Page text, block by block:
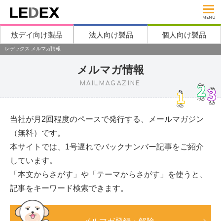
MENU
放デイ向け製品 法人向け製品 個人向け製品
レデックス メルマガ情報
メルマガ情報
MAILMAGAZINE
当社が月2回程度のペースで発行する、メールマガジン
（無料）です。
本サイトでは、1号遅れでバックナンバー記事をご紹介
しています。
「本文からさがす」や「テーマからさがす」を使うと、
記事をキーワード検索できます。